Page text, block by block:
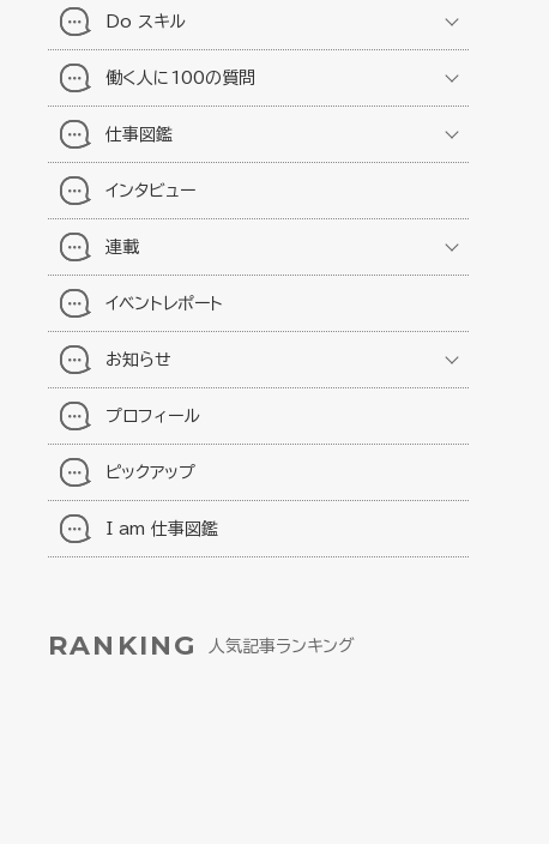
Do スキル
働く人に100の質問
仕事図鑑
インタビュー
連載
イベントレポート
お知らせ
プロフィール
ピックアップ
I am 仕事図鑑
RANKING 人気記事ランキング